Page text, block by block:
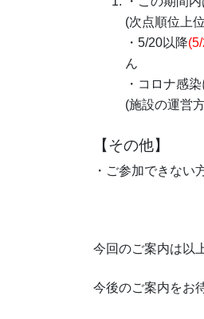
(次点順位上
・5/20以降
ん
・コロナ感
(施設の運営
【その他】
・ご参加できな
今回のご案内は以
今後のご案内をお